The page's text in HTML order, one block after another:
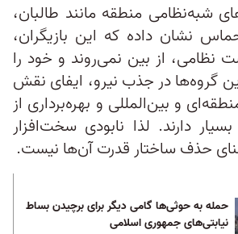
شبه‌نظامی منطقه مانند طالبان،
نشان داده که این بازیگران،
از بین نمی‌روند و خود را
گروه‌ها در جذب نیرو، ایفای نقش
و بین‌المللی و بهره‌برداری از
دارند. لذا نابودی سخت‌افزار
حذف ساختار قدرت آن‌ها نیست.
حمله به حوثی‌ها گامی دیگر برای برچیدن بساط
نیابتی‌های جمهوری اسلامی